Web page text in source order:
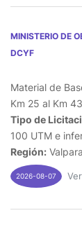
MINISTERIO DE
DCYF
Material de
Km 25 al Km
Tipo de
100 UTM e
Región:
2026-08-07